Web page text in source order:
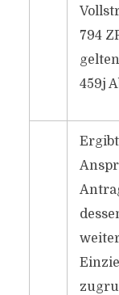
794
459j